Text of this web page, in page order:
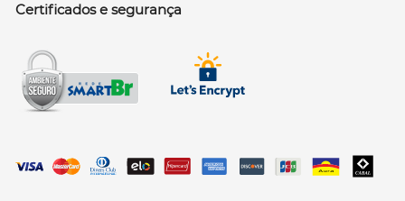
Certificados e segurança